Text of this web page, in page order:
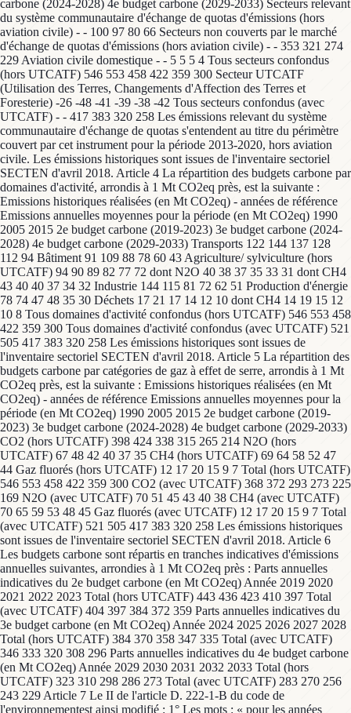
carbone (2024-2028) 4e budget carbone (2029-2033) Secteurs relevant
du système communautaire d'échange de quotas d'émissions (hors
aviation civile) - - 100 97 80 66 Secteurs non couverts par le marché
d'échange de quotas d'émissions (hors aviation civile) - - 353 321 274
229 Aviation civile domestique - - 5 5 5 4 Tous secteurs confondus
(hors UTCATF) 546 553 458 422 359 300 Secteur UTCATF
(Utilisation des Terres, Changements d'Affection des Terres et
Foresterie) -26 -48 -41 -39 -38 -42 Tous secteurs confondus (avec
UTCATF) - - 417 383 320 258 Les émissions relevant du système
communautaire d'échange de quotas s'entendent au titre du périmètre
couvert par cet instrument pour la période 2013-2020, hors aviation
civile. Les émissions historiques sont issues de l'inventaire sectoriel
SECTEN d'avril 2018. Article 4 La répartition des budgets carbone par
domaines d'activité, arrondis à 1 Mt CO2eq près, est la suivante :
Emissions historiques réalisées (en Mt CO2eq) - années de référence
Emissions annuelles moyennes pour la période (en Mt CO2eq) 1990
2005 2015 2e budget carbone (2019-2023) 3e budget carbone (2024-
2028) 4e budget carbone (2029-2033) Transports 122 144 137 128
112 94 Bâtiment 91 109 88 78 60 43 Agriculture/ sylviculture (hors
UTCATF) 94 90 89 82 77 72 dont N2O 40 38 37 35 33 31 dont CH4
43 40 40 37 34 32 Industrie 144 115 81 72 62 51 Production d'énergie
78 74 47 48 35 30 Déchets 17 21 17 14 12 10 dont CH4 14 19 15 12
10 8 Tous domaines d'activité confondus (hors UTCATF) 546 553 458
422 359 300 Tous domaines d'activité confondus (avec UTCATF) 521
505 417 383 320 258 Les émissions historiques sont issues de
l'inventaire sectoriel SECTEN d'avril 2018. Article 5 La répartition des
budgets carbone par catégories de gaz à effet de serre, arrondis à 1 Mt
CO2eq près, est la suivante : Emissions historiques réalisées (en Mt
CO2eq) - années de référence Emissions annuelles moyennes pour la
période (en Mt CO2eq) 1990 2005 2015 2e budget carbone (2019-
2023) 3e budget carbone (2024-2028) 4e budget carbone (2029-2033)
CO2 (hors UTCATF) 398 424 338 315 265 214 N2O (hors
UTCATF) 67 48 42 40 37 35 CH4 (hors UTCATF) 69 64 58 52 47
44 Gaz fluorés (hors UTCATF) 12 17 20 15 9 7 Total (hors UTCATF)
546 553 458 422 359 300 CO2 (avec UTCATF) 368 372 293 273 225
169 N2O (avec UTCATF) 70 51 45 43 40 38 CH4 (avec UTCATF)
70 65 59 53 48 45 Gaz fluorés (avec UTCATF) 12 17 20 15 9 7 Total
(avec UTCATF) 521 505 417 383 320 258 Les émissions historiques
sont issues de l'inventaire sectoriel SECTEN d'avril 2018. Article 6
Les budgets carbone sont répartis en tranches indicatives d'émissions
annuelles suivantes, arrondies à 1 Mt CO2eq près : Parts annuelles
indicatives du 2e budget carbone (en Mt CO2eq) Année 2019 2020
2021 2022 2023 Total (hors UTCATF) 443 436 423 410 397 Total
(avec UTCATF) 404 397 384 372 359 Parts annuelles indicatives du
3e budget carbone (en Mt CO2eq) Année 2024 2025 2026 2027 2028
Total (hors UTCATF) 384 370 358 347 335 Total (avec UTCATF)
346 333 320 308 296 Parts annuelles indicatives du 4e budget carbone
(en Mt CO2eq) Année 2029 2030 2031 2032 2033 Total (hors
UTCATF) 323 310 298 286 273 Total (avec UTCATF) 283 270 256
243 229 Article 7 Le II de l'article D. 222-1-B du code de
l'environnementest ainsi modifié : 1° Les mots : « pour les années